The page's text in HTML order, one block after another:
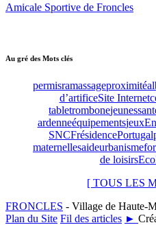
Amicale Sportive de Froncles
Au gré des Mots clés
permisramassageproximité
d’artificeSite Internet
tabletrombonejeunes
ardenneéquipementsjeux
SNCFrésidencePortugal
maternellesaideurbanisme
de loisirs
[ TOUS LES
FRONCLES - Village de Haute-
Plan du Site Fil des articles ►